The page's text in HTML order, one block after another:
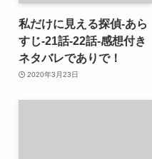
私だけに見える探偵-あら
すじ-21話-22話-感想付き
ネタバレでありで！
2020年3月23日